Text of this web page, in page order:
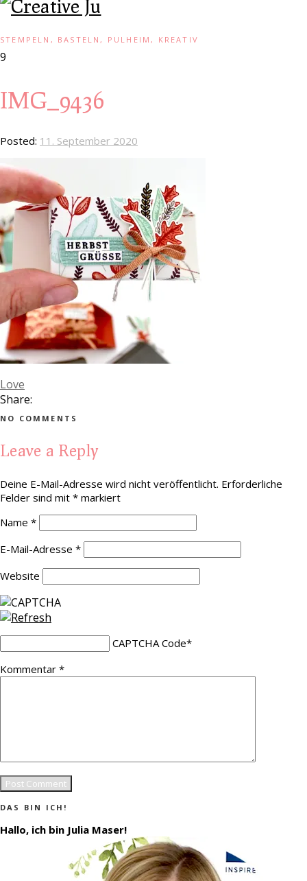
STEMPELN, BASTELN, PULHEIM, KREATIV
9
IMG_9436
Posted: 11. September 2020
Love
Share:
NO COMMENTS
Leave a Reply
Deine E-Mail-Adresse wird nicht veröffentlicht. Erforderliche
Felder sind mit * markiert
Name *
E-Mail-Adresse *
Website
CAPTCHA Code*
Kommentar *
DAS BIN ICH!
Hallo, ich bin Julia Maser!